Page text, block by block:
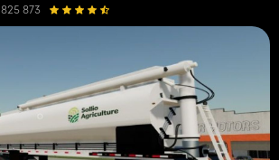
825 873